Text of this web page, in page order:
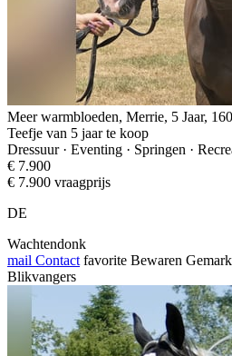
Meer warmbloeden, Merrie, 5 Jaar,
Teefje van 5 jaar te koop
Dressuur · Eventing · Springen ·
€ 7.900
€ 7.900 vraagprijs
DE
Wachtendonk
mail Contact favorite Bewaren
Blikvangers